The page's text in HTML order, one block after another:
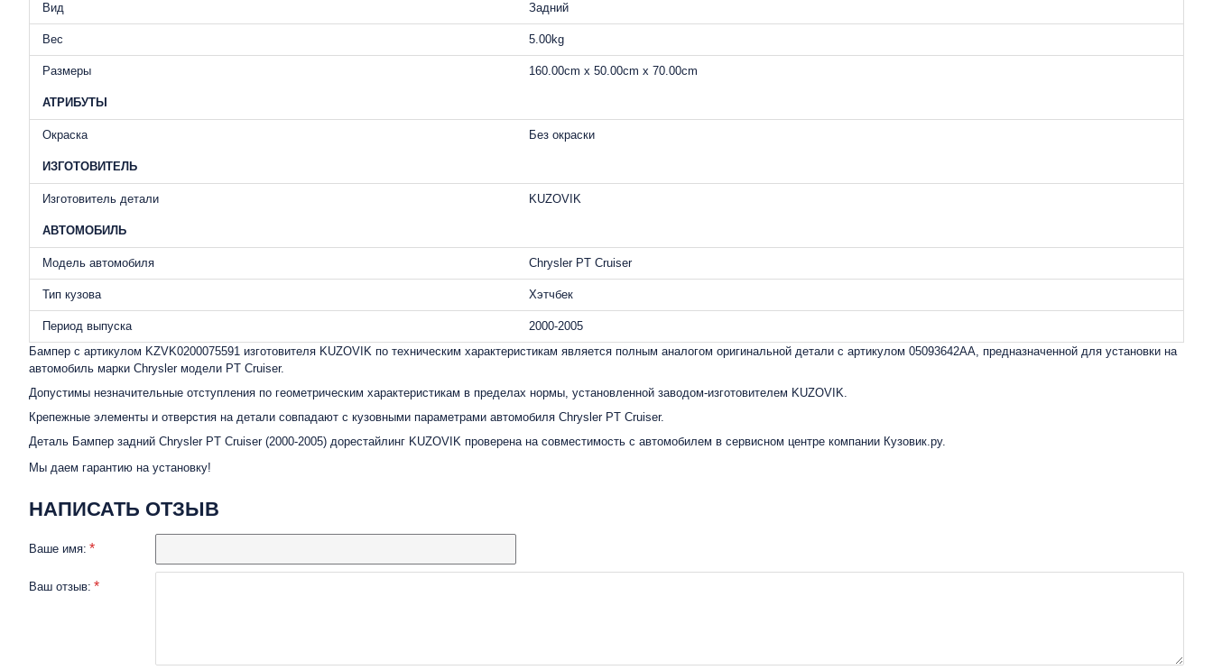
Вид Задний
Вес 5.00kg
Размеры 160.00cm x 50.00cm x 70.00cm
АТРИБУТЫ
Окраска Без окраски
ИЗГОТОВИТЕЛЬ
Изготовитель детали KUZOVIK
АВТОМОБИЛЬ
Модель автомобиля Chrysler PT Cruiser
Тип кузова Хэтчбек
Период выпуска
2000-2005
Бампер с артикулом KZVK0200075591 изготовителя KUZOVIK по техническим характеристикам является полным аналогом оригинальной детали с артикулом 05093642AA, предназначенной для установки на
автомобиль марки Chrysler модели PT Cruiser.
Допустимы незначительные отступления по геометрическим характеристикам в пределах нормы, установленной заводом-изготовителем KUZOVIK.
Крепежные элементы и отверстия на детали совпадают с кузовными параметрами автомобиля Chrysler PT Cruiser.
Деталь Бампер задний Chrysler PT Cruiser (2000-2005) дорестайлинг KUZOVIK проверена на совместимость с автомобилем в сервисном центре компании Кузовик.ру.
Мы даем гарантию на установку!
НАПИСАТЬ ОТЗЫВ
Ваше имя:
Ваш отзыв: